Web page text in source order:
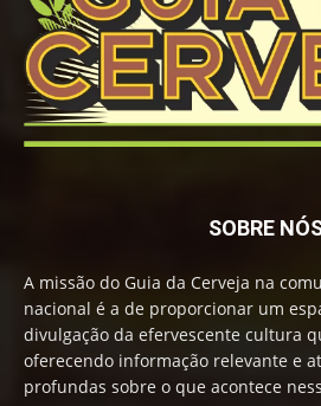
SOBRE
A missão do Guia da Cerveja na
nacional é a de proporcionar um
divulgação da efervescente cultura
oferecendo informação relevante e
profundas sobre o que acontece